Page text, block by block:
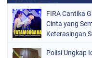
FIRA Cantika
Cinta yang
Keterasingan
Polisi Ungkap